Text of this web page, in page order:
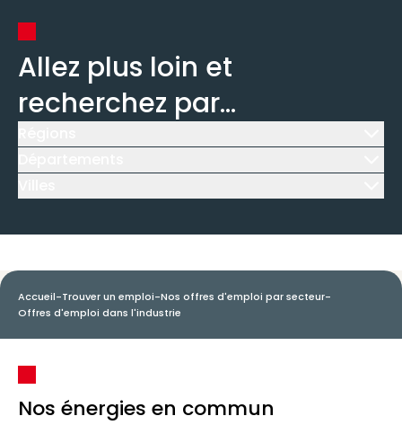
Allez plus loin et
recherchez par...
Accueil-Trouver un emploi-Nos offres d'emploi par secteur-
Offres d'emploi dans l'industrie
Nos énergies en commun